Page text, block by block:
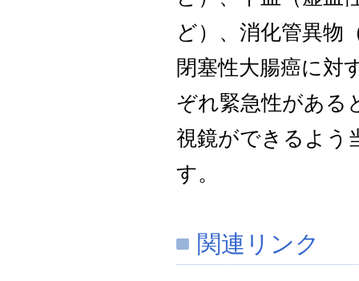
ど）、消化管異物
閉塞性大腸癌に対
ぞれ緊急性がある
視鏡ができるよう
す。
関連リンク